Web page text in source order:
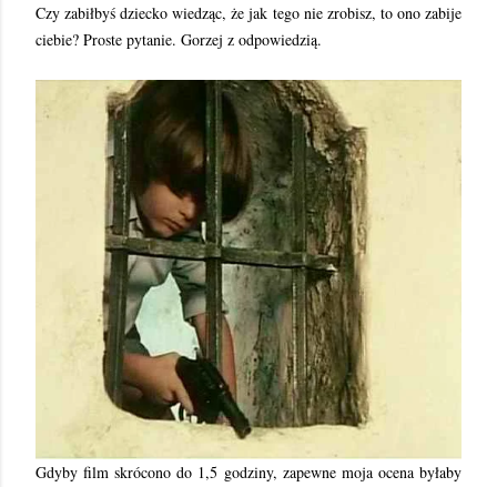
Czy zabiłbyś dziecko wiedząc, że jak tego nie zrobisz, to ono zabije
ciebie? Proste pytanie. Gorzej z odpowiedzią.
Gdyby film skrócono do 1,5 godziny, zapewne moja ocena byłaby